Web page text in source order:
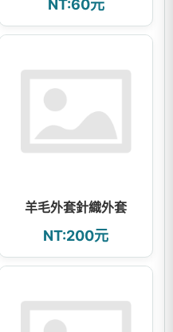
NT:60元
羊毛外套針織外套
NT:200元